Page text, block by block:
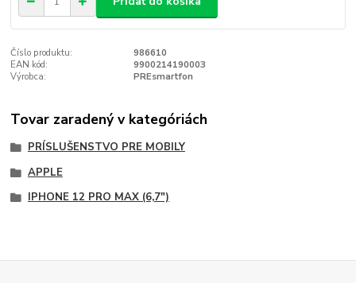
Číslo produktu:
986610
EAN kód:
9900214190003
Výrobca:
PREsmartfon
Tovar zaradený v kategóriách
PRÍSLUŠENSTVO PRE MOBILY
APPLE
IPHONE 12 PRO MAX (6,7")